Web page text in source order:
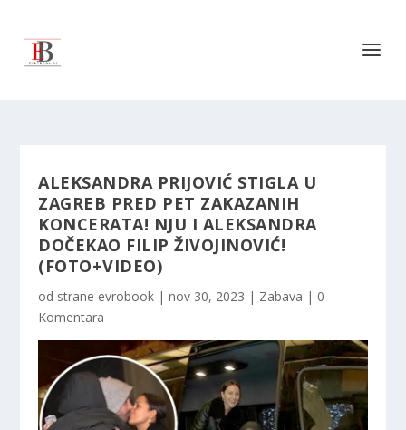
ALEKSANDRA PRIJOVIĆ STIGLA U
ZAGREB PRED PET ZAKAZANIH
KONCERATA! NJU I ALEKSANDRA
DOČEKAO FILIP ŽIVOJINOVIĆ!
(FOTO+VIDEO)
od strane evrobook |nov 30, 2023 | Zabava | 0
Komentara